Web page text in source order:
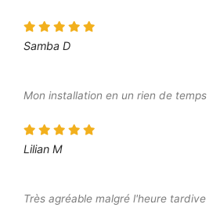
Samba D
Mon installation en un rien de temps
Lilian M
Très agréable malgré l'heure tardive